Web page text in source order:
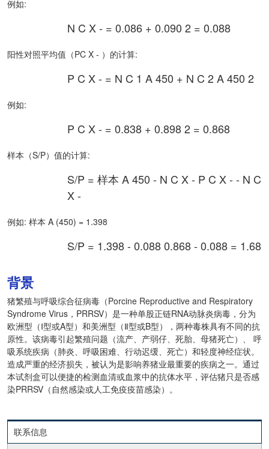
例如:
N C X- = 0.086 + 0.090 2 = 0.088
阳性对照平均值（PC X - ）的计算:
P C X- = N C 1 A450 + N C 2A450 2
例如:
P C X- = 0.838 + 0.8982 = 0.868
样本（S/P）值的计算:
S/P = 样本 A450 - N C X- P C X- - N C
X-
例如: 样本 A (450) = 1.398
S/P = 1.398- 0.0880.868- 0.088 = 1.68
背景
猪繁殖与呼吸综合征病毒（Porcine Reproductive and Respiratory
Syndrome Virus，PRRSV）是一种单股正链RNA动脉炎病毒，分为
欧洲型（Ⅰ型或A型）和美洲型（Ⅱ型或B型），两种毒株具有不同的抗
原性。该病毒引起繁殖问题（流产、产弱仔、死胎、母猪死亡）、 呼
吸系统疾病（肺炎、呼吸困难、行动迟缓、死亡）和轻度神经症状。
造成严重的经济损失，被认为是影响养猪业最重要的疾病之一。通过
本试剂盒可以便捷的检测血清或血浆中的抗体水平，评估猪只是否感
染PRRSV（自然感染或人工免疫疫苗感染）。
联系信息